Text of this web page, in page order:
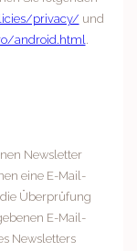
privacy/ und
android.html
Newsletter
eine E-Mail-
Überprüfung
E-Mail-
Newsletters